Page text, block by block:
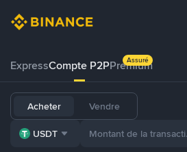
ExpressCompte P2PPremium
Assuré
Acheter Vendre
USDT